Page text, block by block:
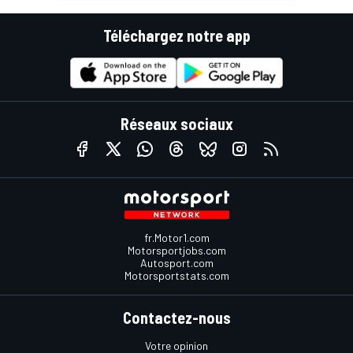
Téléchargez notre app
Réseaux sociaux
fr.Motor1.com
Motorsportjobs.com
Autosport.com
Motorsportstats.com
Contactez-nous
Votre opinion